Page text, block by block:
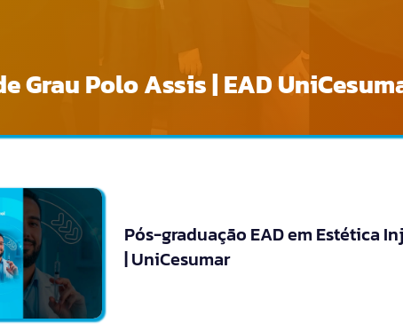
Grau Polo Assis | EAD
Pós-graduação EAD em Estética
| UniCesumar